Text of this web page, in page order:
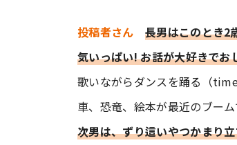
投稿者さん
長男はこのとき2
気いっぱい! お話が大好きで
歌いながらダンスを踊る（
車、恐竜、絵本が最近のブー
次男は、ずり這いやつかまり